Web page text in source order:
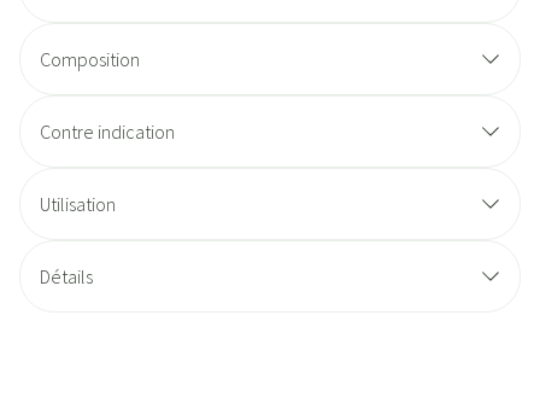
Composition
Contre indication
Utilisation
Détails